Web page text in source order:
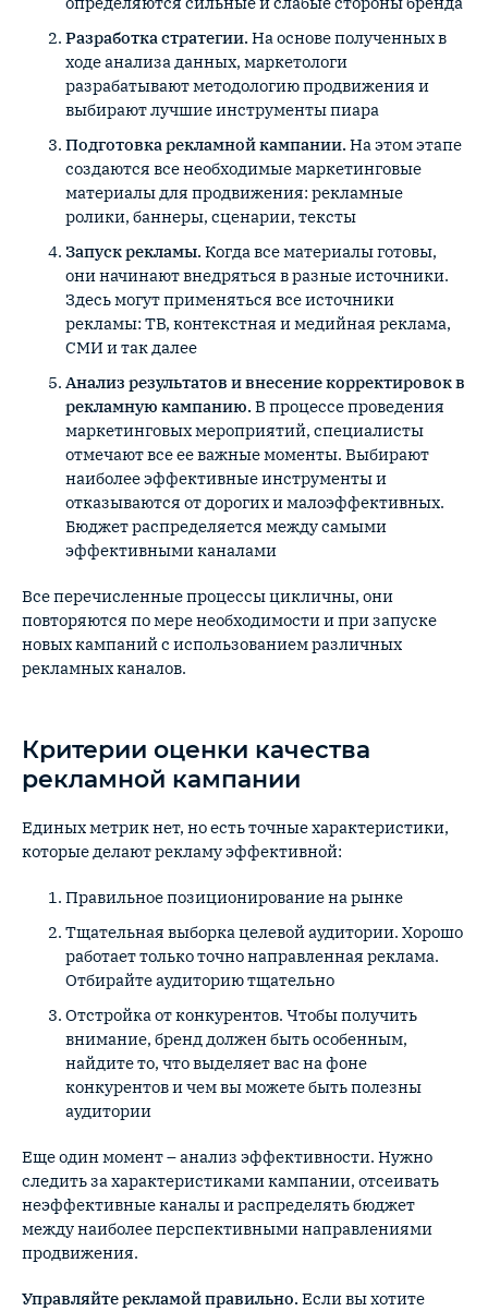
Разработка стратегии. На основе полученных в
ходе анализа данных, маркетологи
разрабатывают методологию продвижения и
выбирают лучшие инструменты пиара
Подготовка рекламной кампании. На этом этапе
создаются все необходимые маркетинговые
материалы для продвижения: рекламные
ролики, баннеры, сценарии, тексты
Запуск рекламы. Когда все материалы готовы,
они начинают внедряться в разные источники.
Здесь могут применяться все источники
рекламы: ТВ, контекстная и медийная реклама,
СМИ и так далее
Анализ результатов и внесение корректировок в
рекламную кампанию. В процессе проведения
маркетинговых мероприятий, специалисты
отмечают все ее важные моменты. Выбирают
наиболее эффективные инструменты и
отказываются от дорогих и малоэффективных.
Бюджет распределяется между самыми
эффективными каналами
Все перечисленные процессы цикличны, они
повторяются по мере необходимости и при запуске
новых кампаний с использованием различных
рекламных каналов.
Критерии оценки качества
рекламной кампании
Единых метрик нет, но есть точные характеристики,
которые делают рекламу эффективной:
Правильное позиционирование на рынке
Тщательная выборка целевой аудитории. Хорошо
работает только точно направленная реклама.
Отбирайте аудиторию тщательно
Отстройка от конкурентов. Чтобы получить
внимание, бренд должен быть особенным,
найдите то, что выделяет вас на фоне
конкурентов и чем вы можете быть полезны
аудитории
Еще один момент – анализ эффективности. Нужно
следить за характеристиками кампании, отсеивать
неэффективные каналы и распределять бюджет
между наиболее перспективными направлениями
продвижения.
Управляйте рекламой правильно. Если вы хотите